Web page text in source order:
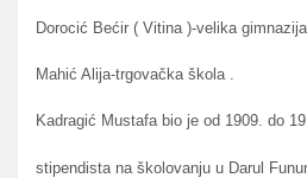
Dorocić Bećir ( Vitina )-velika gimnazija
Mahić Alija-trgovačka škola .
Kadragić Mustafa bio je od 1909. do
stipendista na školovanju u Darul